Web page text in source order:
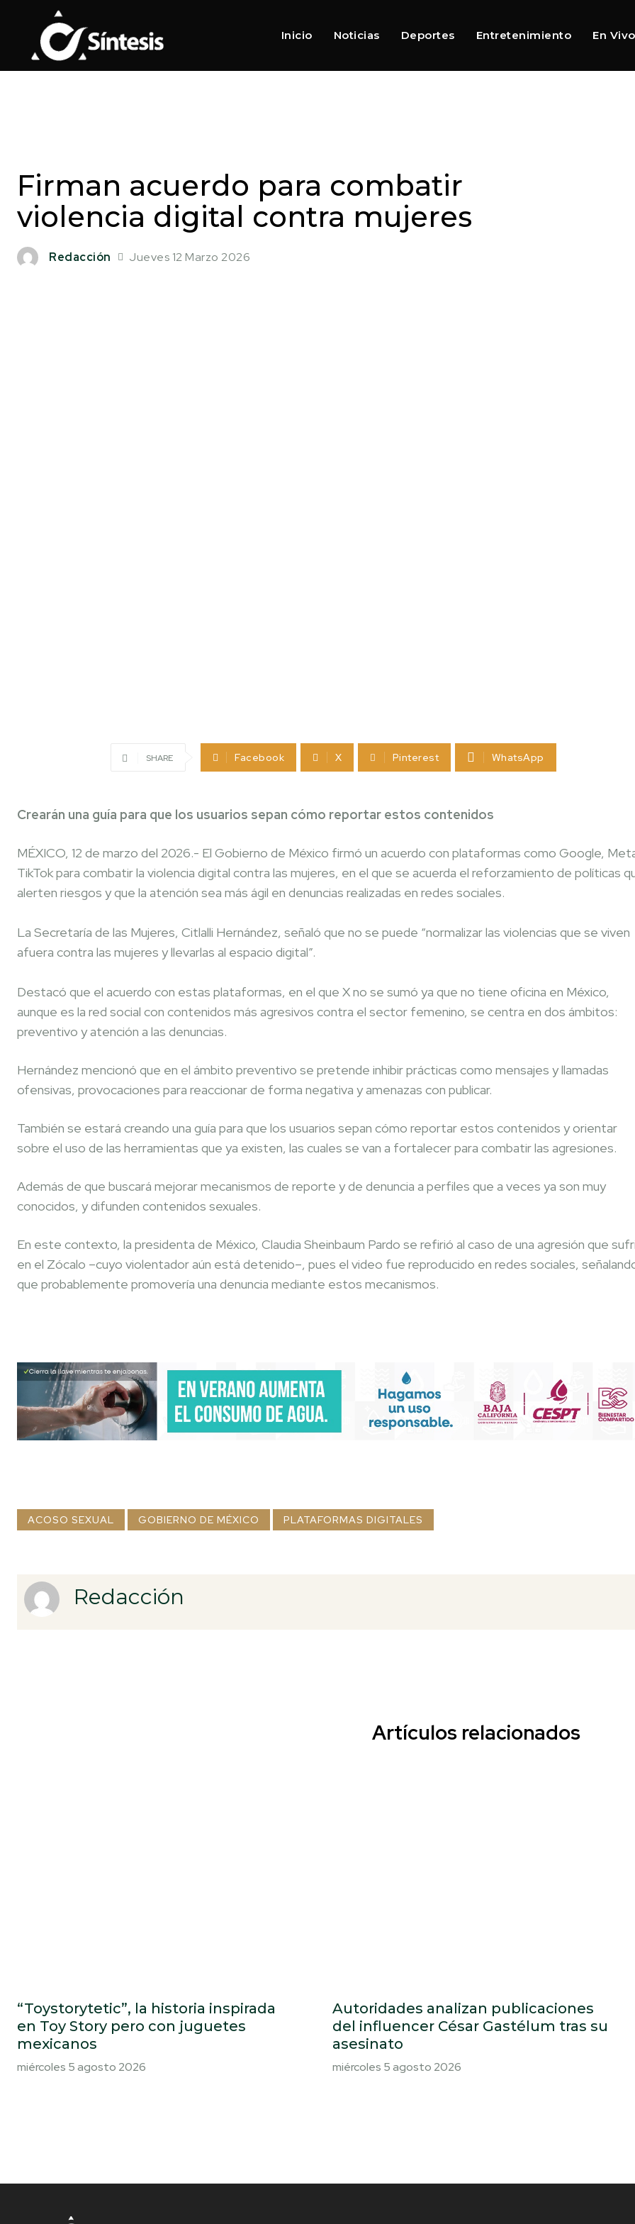
Inicio Noticias Deportes Entretenimiento En Vivo
Firman acuerdo para combatir
violencia digital contra mujeres
Redacción Jueves 12 Marzo 2026
SHARE Facebook X Pinterest WhatsApp
Crearán una guía para que los usuarios sepan cómo reportar estos contenidos
MÉXICO, 12 de marzo del 2026.- El Gobierno de México firmó un acuerdo con plataformas como Google,
TikTok para combatir la violencia digital contra las mujeres, en el que se acuerda el reforzamiento de políticas
alerten riesgos y que la atención sea más ágil en denuncias realizadas en redes sociales.
La Secretaría de las Mujeres, Citlalli Hernández, señaló que no se puede “normalizar las violencias que se viven
afuera contra las mujeres y llevarlas al espacio digital”.
Destacó que el acuerdo con estas plataformas, en el que X no se sumó ya que no tiene oficina en México,
aunque es la red social con contenidos más agresivos contra el sector femenino, se centra en dos ámbitos:
preventivo y atención a las denuncias.
Hernández mencionó que en el ámbito preventivo se pretende inhibir prácticas como mensajes y llamadas
ofensivas, provocaciones para reaccionar de forma negativa y amenazas con publicar.
También se estará creando una guía para que los usuarios sepan cómo reportar estos contenidos y orientar
sobre el uso de las herramientas que ya existen, las cuales se van a fortalecer para combatir las agresiones.
Además de que buscará mejorar mecanismos de reporte y de denuncia a perfiles que a veces ya son muy
conocidos, y difunden contenidos sexuales.
En este contexto, la presidenta de México, Claudia Sheinbaum Pardo se refirió al caso de una agresión que
en el Zócalo –cuyo violentador aún está detenido–, pues el video fue reproducido en redes sociales,
que probablemente promovería una denuncia mediante estos mecanismos.
ACOSO SEXUAL GOBIERNO DE MÉXICO PLATAFORMAS DIGITALES
Redacción
Artículos relacionados
“Toystorytetic”, la historia inspirada
en Toy Story pero con juguetes
mexicanos
miércoles 5 agosto 2026
Autoridades analizan publicaciones
del influencer César Gastélum tras su
asesinato
miércoles 5 agosto 2026